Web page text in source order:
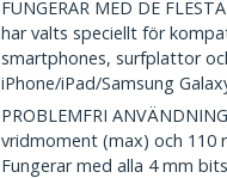
FUNGERAR MED DE
har valts speciellt för
smartphones, surfplattor
iPhone/iPad/Samsung
PROBLEMFRI
vridmoment (max) och 110
Fungerar med alla 4 mm